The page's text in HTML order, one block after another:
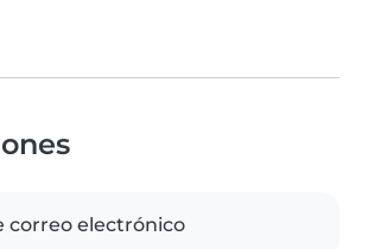
correo electrónico